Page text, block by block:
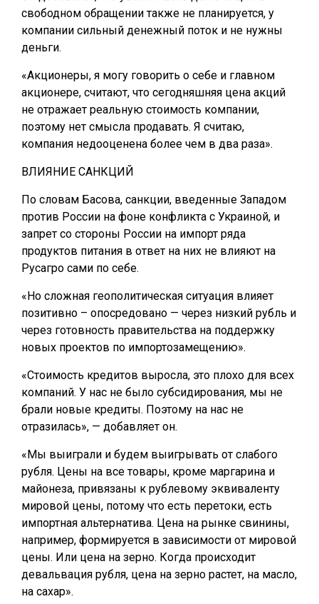
свободном обращении также не планируется, у
компании сильный денежный поток и не нужны
деньги.
«Акционеры, я могу говорить о себе и главном
акционере, считают, что сегодняшняя цена акций
не отражает реальную стоимость компании,
поэтому нет смысла продавать. Я считаю,
компания недооценена более чем в два раза».
ВЛИЯНИЕ САНКЦИЙ
По словам Басова, санкции, введенные Западом
против России на фоне конфликта с Украиной, и
запрет со стороны России на импорт ряда
продуктов питания в ответ на них не влияют на
Русагро сами по себе.
«Но сложная геополитическая ситуация влияет
позитивно – опосредовано — через низкий рубль и
через готовность правительства на поддержку
новых проектов по импортозамещению».
«Стоимость кредитов выросла, это плохо для всех
компаний. У нас не было субсидирования, мы не
брали новые кредиты. Поэтому на нас не
отразилась», — добавляет он.
«Мы выиграли и будем выигрывать от слабого
рубля. Цены на все товары, кроме маргарина и
майонеза, привязаны к рублевому эквиваленту
мировой цены, потому что есть перетоки, есть
импортная альтернатива. Цена на рынке свинины,
например, формируется в зависимости от мировой
цены. Или цена на зерно. Когда происходит
девальвация рубля, цена на зерно растет, на масло,
на сахар».